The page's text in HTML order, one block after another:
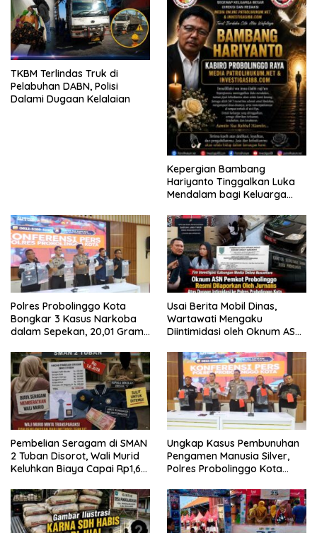
TKBM Terlindas Truk di
Pelabuhan DABN, Polisi
Dalami Dugaan Kelalaian
Kepergian Bambang
Hariyanto Tinggalkan Luka
Mendalam bagi Keluarga
Polres Probolinggo Kota
Bongkar 3 Kasus Narkoba
dalam Sepekan, 20,01 Gram
Usai Berita Mobil Dinas,
Wartawati Mengaku
Diintimidasi oleh Oknum ASN
Tempuh Jalur Hukum
Pembelian Seragam di SMAN
2 Tuban Disorot, Wali Murid
Keluhkan Biaya Capai Rp1,6
Ungkap Kasus Pembunuhan
Pengamen Manusia Silver,
Polres Probolinggo Kota